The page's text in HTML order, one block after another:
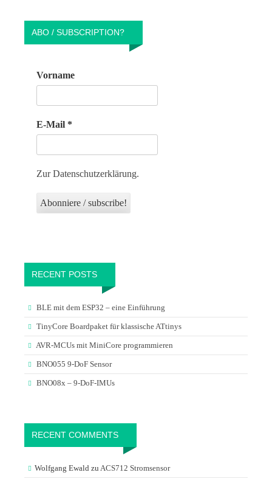
ABO / SUBSCRIPTION?
Vorname
E-Mail *
Zur Datenschutzerklärung.
RECENT POSTS
BLE mit dem ESP32 – eine Einführung
TinyCore Boardpaket für klassische ATtinys
AVR-MCUs mit MiniCore programmieren
BNO055 9-DoF Sensor
BNO08x – 9-DoF-IMUs
RECENT COMMENTS
Wolfgang Ewald zu ACS712 Stromsensor